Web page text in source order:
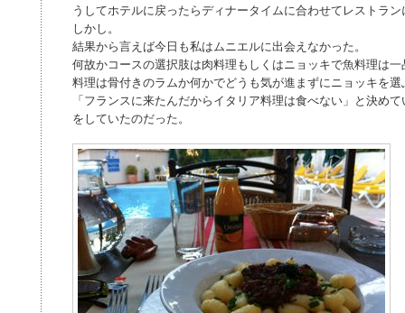
うしてホテルに戻ったらディナータイムに合わせてレストラ
しかし。
結果から言えば今日も私はムニエルに出会えなかった。
何故かコースの選択肢は肉料理もしくはニョッキで魚料理は
料理は骨付きのラムか何かでどうも気が進まずにニョッキを
「フランスに来たんだからイタリア料理は食べない」と決め
をしていたのだった。